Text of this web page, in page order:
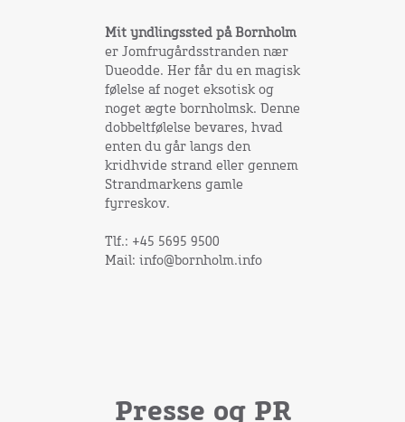
Mit yndlingssted på Bornholm
er Jomfrugårdsstranden nær
Dueodde. Her får du en magisk
følelse af noget eksotisk og
noget ægte bornholmsk. Denne
dobbeltfølelse bevares, hvad
enten du går langs den
kridhvide strand eller gennem
Strandmarkens gamle
fyrreskov.
Tlf.: +45 5695 9500
Mail: info@bornholm.info
Presse og PR